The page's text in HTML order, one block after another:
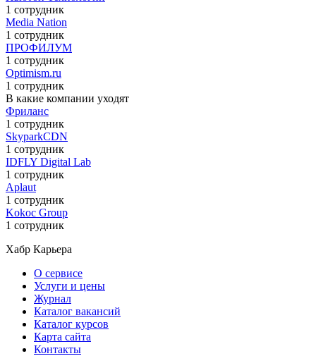
1 сотрудник
Media Nation
1 сотрудник
ПРОФИЛУМ
1 сотрудник
Optimism.ru
1 сотрудник
В какие компании уходят
Фриланс
1 сотрудник
SkyparkCDN
1 сотрудник
IDFLY Digital Lab
1 сотрудник
Aplaut
1 сотрудник
Kokoc Group
1 сотрудник
Хабр Карьера
О сервисе
Услуги и цены
Журнал
Каталог вакансий
Каталог курсов
Карта сайта
Контакты